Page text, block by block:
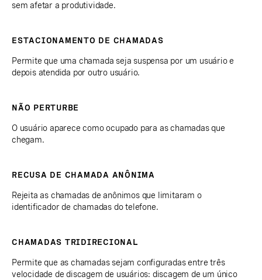
sem afetar a produtividade.
ESTACIONAMENTO DE CHAMADAS
Permite que uma chamada seja suspensa por um usuário e
depois atendida por outro usuário.
NÃO PERTURBE
O usuário aparece como ocupado para as chamadas que
chegam.
RECUSA DE CHAMADA ANÔNIMA
Rejeita as chamadas de anônimos que limitaram o
identificador de chamadas do telefone.
CHAMADAS TRIDIRECIONAL
Permite que as chamadas sejam configuradas entre três
velocidade de discagem de usuários: discagem de um único